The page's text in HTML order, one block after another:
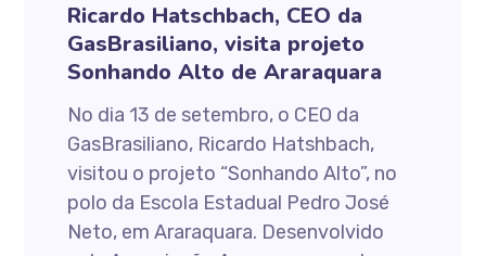
Ricardo Hatschbach, CEO da
GasBrasiliano, visita projeto
Sonhando Alto de Araraquara
No dia 13 de setembro, o CEO da
GasBrasiliano, Ricardo Hatshbach,
visitou o projeto “Sonhando Alto”, no
polo da Escola Estadual Pedro José
Neto, em Araraquara. Desenvolvido